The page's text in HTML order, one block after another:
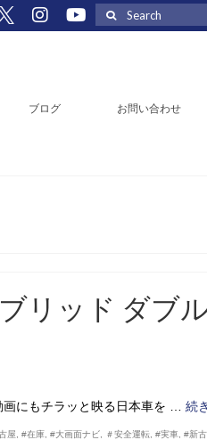
Search
for:
ブログ お問い合わせ
リッド ダブ
画にもチラッと映る日本車を …続
屋 ,#在庫 ,#大画面ナビ ＃安全運転 ,#実車 ,#新